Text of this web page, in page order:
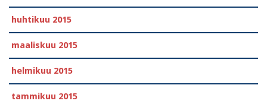
huhtikuu 2015
maaliskuu 2015
helmikuu 2015
tammikuu 2015